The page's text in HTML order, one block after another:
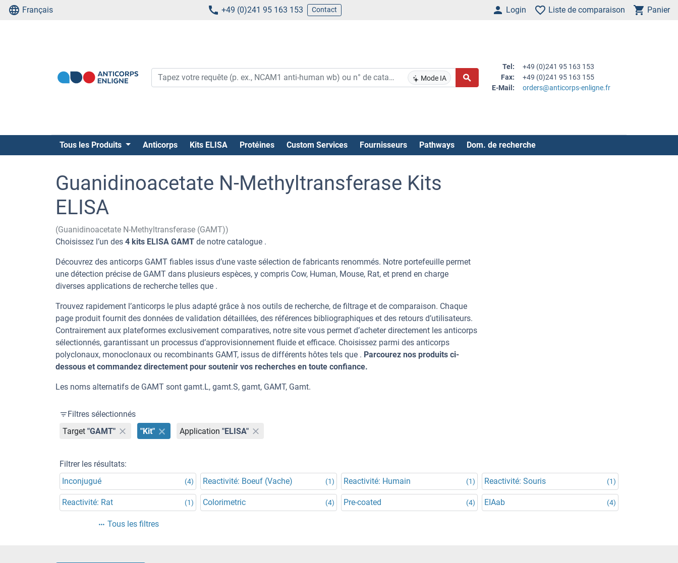
Français +49 (0)241 95 163 153 Contact Login Liste de comparaison Panier
Mode IA
Tel:
+49 (0)241 95 163 153
Fax:
+49 (0)241 95 163 155
E-Mail:
orders@anticorps-enligne.fr
Tous les Produits Anticorps Kits ELISA Protéines Custom Services Fournisseurs Pathways Dom. de recherche
Guanidinoacetate N-Methyltransferase Kits
ELISA
(Guanidinoacetate N-Methyltransferase (GAMT))
Choisissez l’un des 4 kits ELISA GAMT de notre catalogue .
Découvrez des anticorps GAMT fiables issus d’une vaste sélection de fabricants renommés. Notre portefeuille permet
une détection précise de GAMT dans plusieurs espèces, y compris Cow, Human, Mouse, Rat, et prend en charge
diverses applications de recherche telles que .
Trouvez rapidement l’anticorps le plus adapté grâce à nos outils de recherche, de filtrage et de comparaison. Chaque
page produit fournit des données de validation détaillées, des références bibliographiques et des retours d’utilisateurs.
Contrairement aux plateformes exclusivement comparatives, notre site vous permet d’acheter directement les anticorps
sélectionnés, garantissant un processus d’approvisionnement fluide et efficace. Choisissez parmi des anticorps
polyclonaux, monoclonaux ou recombinants GAMT, issus de différents hôtes tels que . Parcourez nos produits ci-
dessous et commandez directement pour soutenir vos recherches en toute confiance.
Les noms alternatifs de GAMT sont gamt.L, gamt.S, gamt, GAMT, Gamt.
Filtres sélectionnés
Target "GAMT" "Kit" Application "ELISA"
Filtrer les résultats:
Inconjugué
(4) Reactivité: Boeuf (Vache) (1) Reactivité: Humain (1) Reactivité: Souris (1)
Reactivité: Rat (1) Colorimetric (4) Pre-coated (4) EIAab (4)
Tous les filtres